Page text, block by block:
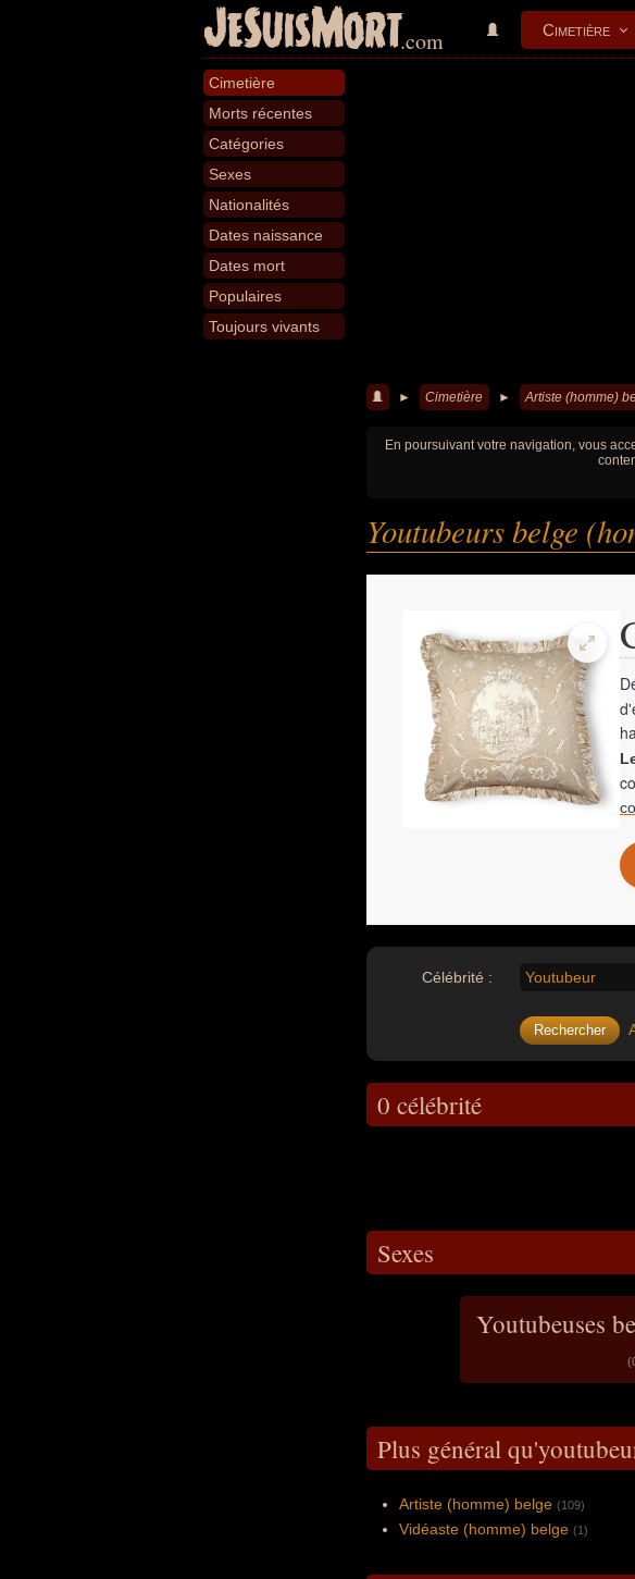
JeSuisMort.com Cimetière
Cimetière
Morts récentes
Catégories
Sexes
Nationalités
Dates naissance
Dates mort
Populaires
Toujours vivants
► Cimetière ► Artiste (homme)
En poursuivant votre navigation, vous
Youtubeurs belge
Célébrité : Youtubeur
0 célébrité
Sexes
Youtubeuses
Plus général
Artiste (homme) belge (109)
Vidéaste (homme) belge (1)